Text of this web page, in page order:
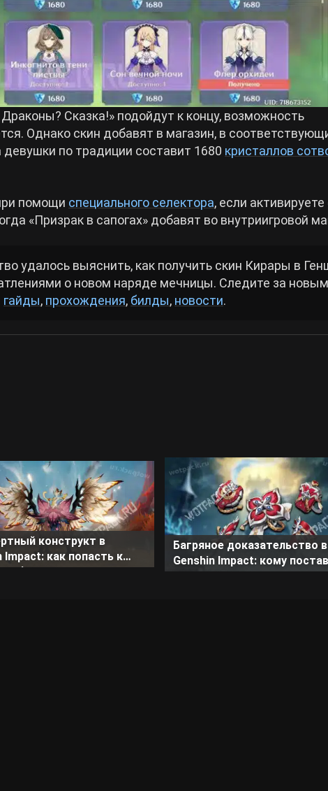
Сказка!» подойдут к концу, возможность
Однако скин добавят в магазин, в
по традиции составит 1680 кристаллов
помощи специального селектора, если активируете
«Призрак в сапогах» добавят во внутриигровой
удалось выяснить, как получить скин Кирары в
о новом наряде мечницы. Следите за
гайды, прохождения, билды, новости.
конструкт в
Impact: как попасть к
Багряное доказательство в
Genshin Impact: кому
как получить